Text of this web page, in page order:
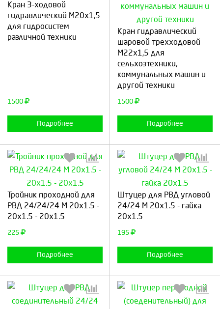
Кpан 3-ходовой
гидравличeский M20х1,5
для гидросистем
различной техники
1500
Подробнее
Выберите количество:
Кран гидравлический
шаровой трехходовой
М22х1,5 для
сельхозтехники,
коммунальных машин и
другой техники
1500
Подробнее
Выберите количество:
Продолжить
Тройник проходной для
РВД 24/24/24 М 20х1.5 -
20х1.5 - 20х1.5
225
Подробнее
Выберите количество:
Продолжить
Штуцер для РВД угловой
24/24 М 20х1.5 - гайка
20х1.5
195
Подробнее
Выберите количество:
Продолжить